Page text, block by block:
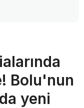
Bolu'nun
yeni